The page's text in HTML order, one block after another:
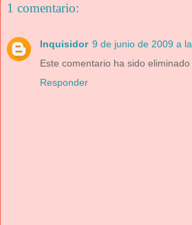
1 comentario:
Inquisidor 9 de junio de 2009 a
Este comentario ha sido eliminado
Responder